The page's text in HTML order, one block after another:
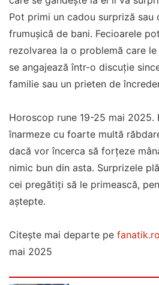
Pot primi un cadou surpriză sau
frumușică de bani. Fecioarele
rezolvarea la o problemă care
se angajează într-o discuție
familie sau un prieten de
Horoscop rune 19-25 mai 2025.
înarmeze cu foarte multă
dacă vor încerca să forțeze
nimic bun din asta. Surprizele
cei pregătiți să le primească,
aștepte.
Citește mai departe pe fanatik.ro
mai 2025